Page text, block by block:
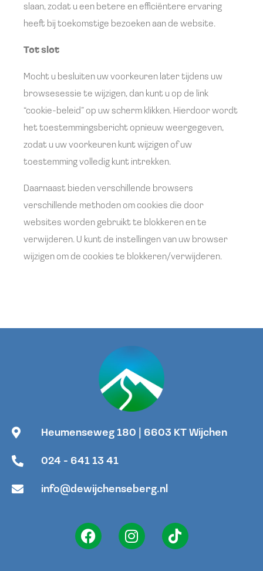
slaan, zodat u een betere en efficiëntere ervaring
heeft bij toekomstige bezoeken aan de website.
Tot slot
Mocht u besluiten uw voorkeuren later tijdens uw
browsesessie te wijzigen, dan kunt u op de link
“cookie-beleid” op uw scherm klikken. Hierdoor wordt
het toestemmingsbericht opnieuw weergegeven,
zodat u uw voorkeuren kunt wijzigen of uw
toestemming volledig kunt intrekken.
Daarnaast bieden verschillende browsers
verschillende methoden om cookies die door
websites worden gebruikt te blokkeren en te
verwijderen. U kunt de instellingen van uw browser
wijzigen om de cookies te blokkeren/verwijderen.
Heumenseweg 180 | 6603 KT Wijchen
024 - 641 13 41
info@dewijchenseberg.nl
F
a
I
n
T
i